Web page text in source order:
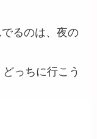
るのは、夜の
っちに行こう